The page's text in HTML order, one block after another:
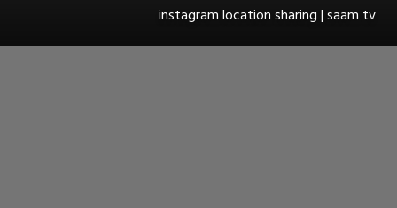
instagram location sharing | saam tv